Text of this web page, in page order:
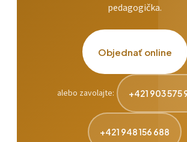
pedagogička.
Objednať online
alebo zavolajte: +421 903 575
+421 948 156 688